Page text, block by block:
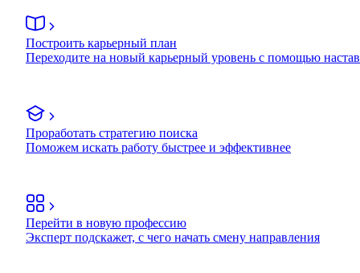
Построить карьерный план
Переходите на новый карьерный уровень с помощью
Проработать стратегию поиска
Поможем искать работу быстрее и эффективнее
Перейти в новую профессию
Эксперт подскажет, с чего начать смену направления